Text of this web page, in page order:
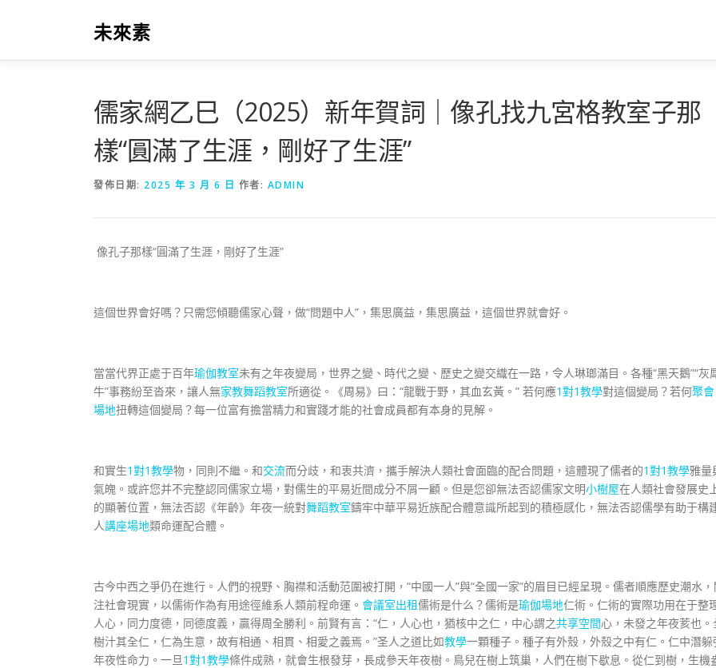
要
未來素
儒家網乙巳（2025）新年賀詞｜像孔找九宮格教室子那
樣“圓滿了生涯，剛好了生涯”
發佈日期: 2025 年 3 月 6 日 作者: ADMIN
像孔子那樣“圓滿了生涯，剛好了生涯”
這個世界會好嗎？只需您傾聽儒家心聲，做“問題中人”，集思廣益，集思廣益，這個世界就會好。
當當代界正處于百年瑜伽教室未有之年夜變局，世界之變、時代之變、歷史之變交織在一路，令人琳瑯滿目。各種“黑天鵝”“灰
牛”事務紛至沓來，讓人無家教舞蹈教室所適從。《周易》曰：“龍戰于野，其血玄黃。” 若何應1對1教學對這個變局？若何聚會
場地扭轉這個變局？每一位富有擔當精力和實踐才能的社會成員都有本身的見解。
和實生1對1教學物，同則不繼。和交流而分歧，和衷共濟，攜手解決人類社會面臨的配合問題，這體現了儒者的1對1教學雅量
氣魄。或許您并不完整認同儒家立場，對儒生的平易近間成分不屑一顧。但是您卻無法否認儒家文明小樹屋在人類社會發展史
的顯著位置，無法否認《年齡》年夜一統對舞蹈教室鑄牢中華平易近族配合體意識所起到的積極感化，無法否認儒學有助于構
人講座場地類命運配合體。
古今中西之爭仍在進行。人們的視野、胸襟和活動范圍被打開，“中國一人”與“全國一家”的眉目已經呈現。儒者順應歷史潮水，
注社會現實，以儒術作為有用途徑維系人類前程命運。 會議室出租儒術是什么？儒術是瑜伽場地仁術。仁術的實際功用在于整
人心，同力度德，同德度義，贏得周全勝利。前賢有言：“仁，人心也，猶核中之仁，中心謂之共享空間心，未發之年夜荄也。
樹汁其全仁，仁為生意，故有相通、相貫、相愛之義焉。”圣人之道比如教學一顆種子。種子有外殼，外殼之中有仁。仁中潛躲
年夜性命力。一旦1對1教學條件成熟，就會生根發芽，長成參天年夜樹。鳥兒在樹上筑巢，人們在樹下歇息。從仁到樹，生機